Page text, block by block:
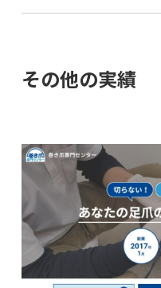
その他の実績